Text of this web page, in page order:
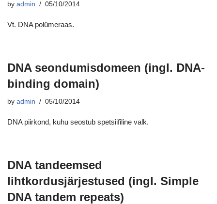
by admin 05/10/2014
Vt. DNA polümeraas.
DNA seondumisdomeen (ingl. DNA-
binding domain)
by admin 05/10/2014
DNA piirkond, kuhu seostub spetsiifiline valk.
DNA tandeemsed
lihtkordusjärjestused (ingl. Simple
DNA tandem repeats)